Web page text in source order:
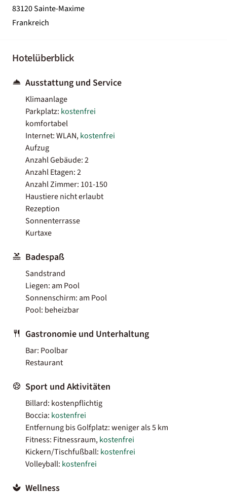
83120 Sainte-Maxime
Frankreich
Hotelüberblick
Ausstattung und Service
Klimaanlage
Parkplatz: kostenfrei
komfortabel
Internet: WLAN,kostenfrei
Aufzug
Anzahl Gebäude: 2
Anzahl Etagen: 2
Anzahl Zimmer: 101-150
Haustiere nicht erlaubt
Rezeption
Sonnenterrasse
Kurtaxe
Badespaß
Sandstrand
Liegen: am Pool
Sonnenschirm: am Pool
Pool: beheizbar
Gastronomie und Unterhaltung
Bar: Poolbar
Restaurant
Sport und Aktivitäten
Billard: kostenpflichtig
Boccia: kostenfrei
Entfernung bis Golfplatz: weniger als 5 km
Fitness: Fitnessraum,kostenfrei
Kickern/Tischfußball: kostenfrei
Volleyball: kostenfrei
Wellness